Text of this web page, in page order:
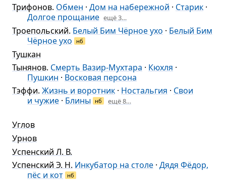
Трифонов. Обмен · Дом на набережной · Старик ·
Долгое прощание ещё 3…
Троепольский. Белый Бим Чёрное ухо · Белый Бим
Чёрное ухо
нб
Тушкан
Тынянов. Смерть Вазир-Мухтара · Кюхля ·
Пушкин · Восковая персона
Тэффи. Жизнь и воротник · Ностальгия · Свои
и чужие · Блины нб ещё 8…
Углов
Урнов
Успенский Л. В.
Успенский Э. Н. Инкубатор на столе · Дядя Фёдор,
пёс и кот нб